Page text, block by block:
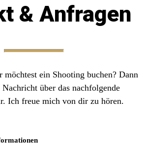
& Anfragen
möchtest ein Shooting buchen? Dann
über das nachfolgende
Ich freue mich von dir zu hören.